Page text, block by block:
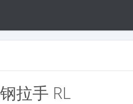
拉手 RL